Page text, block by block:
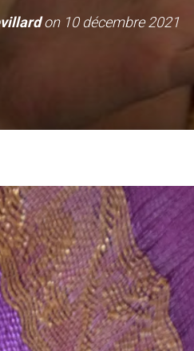
on 10 décembre 2021